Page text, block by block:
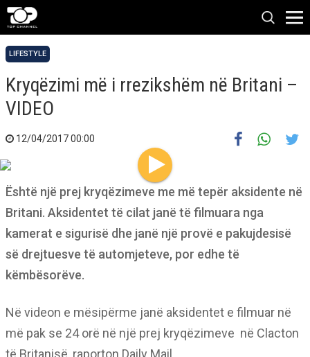
LIFESTYLE
Kryqëzimi më i rrezikshëm në Britani –
VIDEO
12/04/2017 00:00
Është një prej kryqëzimeve me më tepër aksidente në
Britani. Aksidentet të cilat janë të filmuara nga
kamerat e sigurisë dhe janë një provë e pakujdesisë
së drejtuesve të automjeteve, por edhe të
këmbësorëve.
Në videon e mësipërme janë aksidentet e filmuar në
më pak se 24 orë në një prej kryqëzimeve në Clacton
të Britanisë, raporton Daily Mail.